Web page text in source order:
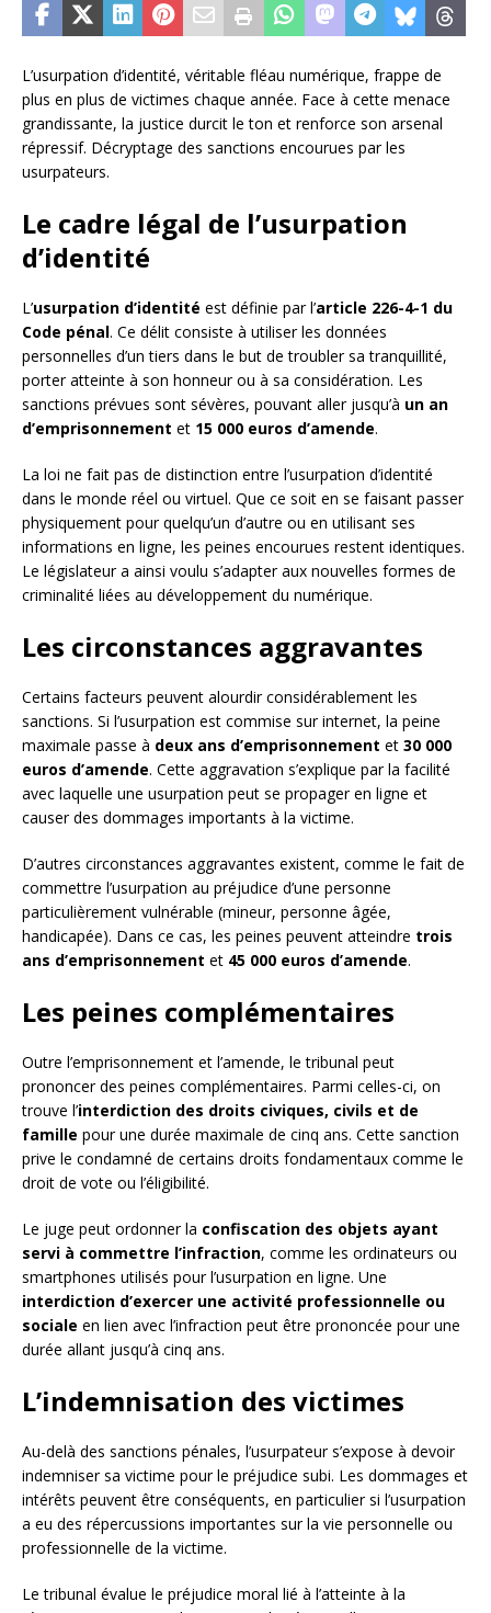
L’usurpation d’identité, véritable fléau numérique, frappe de
plus en plus de victimes chaque année. Face à cette menace
grandissante, la justice durcit le ton et renforce son arsenal
répressif. Décryptage des sanctions encourues par les
usurpateurs.
Le cadre légal de l’usurpation
d’identité
L’usurpation d’identité est définie par l’article 226-4-1 du
Code pénal. Ce délit consiste à utiliser les données
personnelles d’un tiers dans le but de troubler sa tranquillité,
porter atteinte à son honneur ou à sa considération. Les
sanctions prévues sont sévères, pouvant aller jusqu’à un an
d’emprisonnement et 15 000 euros d’amende.
La loi ne fait pas de distinction entre l’usurpation d’identité
dans le monde réel ou virtuel. Que ce soit en se faisant passer
physiquement pour quelqu’un d’autre ou en utilisant ses
informations en ligne, les peines encourues restent identiques.
Le législateur a ainsi voulu s’adapter aux nouvelles formes de
criminalité liées au développement du numérique.
Les circonstances aggravantes
Certains facteurs peuvent alourdir considérablement les
sanctions. Si l’usurpation est commise sur internet, la peine
maximale passe à deux ans d’emprisonnement et 30 000
euros d’amende. Cette aggravation s’explique par la facilité
avec laquelle une usurpation peut se propager en ligne et
causer des dommages importants à la victime.
D’autres circonstances aggravantes existent, comme le fait de
commettre l’usurpation au préjudice d’une personne
particulièrement vulnérable (mineur, personne âgée,
handicapée). Dans ce cas, les peines peuvent atteindre trois
ans d’emprisonnement et 45 000 euros d’amende.
Les peines complémentaires
Outre l’emprisonnement et l’amende, le tribunal peut
prononcer des peines complémentaires. Parmi celles-ci, on
trouve l’interdiction des droits civiques, civils et de
famille pour une durée maximale de cinq ans. Cette sanction
prive le condamné de certains droits fondamentaux comme le
droit de vote ou l’éligibilité.
Le juge peut ordonner la confiscation des objets ayant
servi à commettre l’infraction, comme les ordinateurs ou
smartphones utilisés pour l’usurpation en ligne. Une
interdiction d’exercer une activité professionnelle ou
sociale en lien avec l’infraction peut être prononcée pour une
durée allant jusqu’à cinq ans.
L’indemnisation des victimes
Au-delà des sanctions pénales, l’usurpateur s’expose à devoir
indemniser sa victime pour le préjudice subi. Les dommages et
intérêts peuvent être conséquents, en particulier si l’usurpation
a eu des répercussions importantes sur la vie personnelle ou
professionnelle de la victime.
Le tribunal évalue le préjudice moral lié à l’atteinte à la